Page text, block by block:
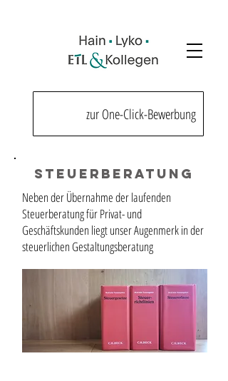
zur One-Click-Bewerbung
Steuerberatung
Neben der Übernahme der laufenden
Steuerberatung für Privat- und
Geschäftskunden liegt unser Augenmerk in der
steuerlichen Gestaltungsberatung